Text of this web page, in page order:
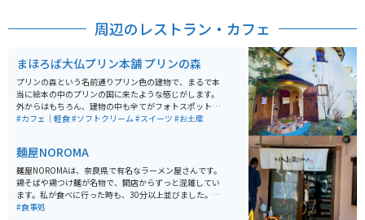
周辺のレストラン・カフェ
まほろば大仏プリン本舗 プリンの森
プリンの森という名前通りプリン色の建物で、まるで本
当に絵本の中のプリンの国に来たような感じがします。
外からはもちろん、建物の中も全てがフォトスポット
で、SNS映えは間違えなし。もちろん味も美味しく、プ
#カフェ｜軽食#ソフトクリーム#スイーツ #お土産
麺屋NOROMA
麺屋NOROMAは、奈良県で有名なラーメン屋さんです。
鶏そばや鶏つけ麺が名物で、開店からずっと混雑してい
ます。私が食べに行った時も、30分以上並びました。味
は、めちゃくちゃ美味しいです！！今まで食べてきた中
#食事処